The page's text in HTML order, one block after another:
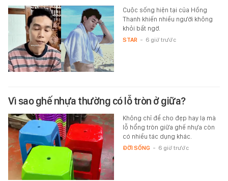
Cuộc sống hiện tại của Hồng
Thanh khiến nhiều người không
khỏi bất ngờ.
STAR - 6 giờ trước
Vì sao ghế nhựa thường có lỗ tròn ở giữa?
Không chỉ để cho đẹp hay lạ mà
lỗ hổng tròn giữa ghế nhựa còn
có nhiều tác dụng khác.
ĐỜI SỐNG - 6 giờ trước